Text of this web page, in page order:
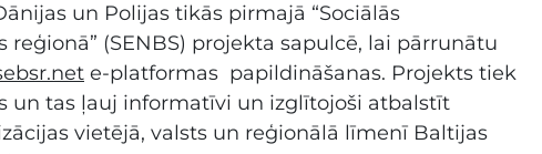
un Polijas tikās pirmajā “Sociālās
(SENBS) projekta sapulcē, lai pārrunātu
e-platformas papildināšanas. Projekts tiek
un tas ļauj informatīvi un izglītojoši atbalstīt
vietējā, valsts un reģionālā līmenī Baltijas